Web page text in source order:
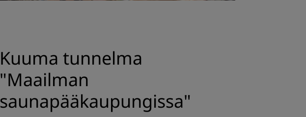
Kuuma tunnelma
"Maailman
saunapääkaupungissa"